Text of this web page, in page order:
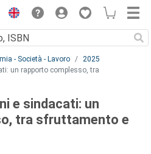
- Società - Lavoro
2025
un rapporto complesso, tra
e sindacati: un
tra sfruttamento e